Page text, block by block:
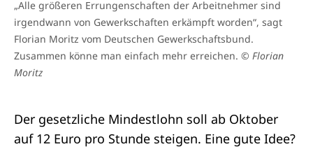
„Alle größeren Errungenschaften der Arbeitnehmer sind
irgendwann von Gewerkschaften erkämpft worden“, sagt
Florian Moritz vom Deutschen Gewerkschaftsbund.
Zusammen könne man einfach mehr erreichen. © Florian
Moritz
Der gesetzliche Mindestlohn soll ab Oktober
auf 12 Euro pro Stunde steigen. Eine gute Idee?